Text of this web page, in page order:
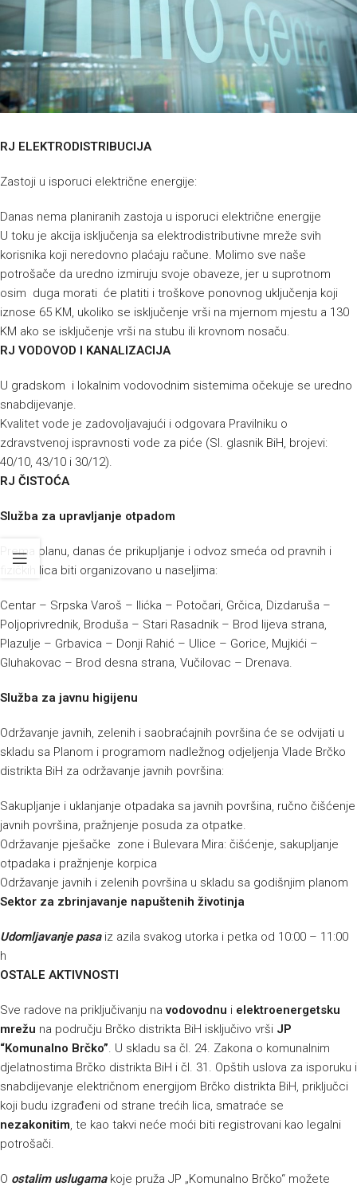
RJ ELEKTRODISTRIBUCIJA
Zastoji u isporuci električne energije:
Danas nema planiranih zastoja u isporuci električne energije
U toku je akcija isključenja sa elektrodistributivne mreže svih
korisnika koji neredovno plaćaju račune. Molimo sve naše
potrošače da uredno izmiruju svoje obaveze, jer u suprotnom
osim duga morati će platiti i troškove ponovnog uključenja koji
iznose 65 KM, ukoliko se isključenje vrši na mjernom mjestu a 130
KM ako se isključenje vrši na stubu ili krovnom nosaču.
RJ VODOVOD I KANALIZACIJA
U gradskom i lokalnim vodovodnim sistemima očekuje se uredno
snabdijevanje.
Kvalitet vode je zadovoljavajući i odgovara Pravilniku o
zdravstvenoj ispravnosti vode za piće (Sl. glasnik BiH, brojevi:
40/10, 43/10 i 30/12).
RJ ČISTOĆA
Služba za upravljanje otpadom
Prema planu, danas će prikupljanje i odvoz smeća od pravnih i
fizičkih lica biti organizovano u naseljima:
Centar – Srpska Varoš – Ilićka – Potočari, Grčica, Dizdaruša –
Poljoprivrednik, Broduša – Stari Rasadnik – Brod lijeva strana,
Plazulje – Grbavica – Donji Rahić – Ulice – Gorice, Mujkići –
Gluhakovac – Brod desna strana, Vučilovac – Drenava.
Služba za javnu higijenu
Održavanje javnih, zelenih i saobraćajnih površina će se odvijati u
skladu sa Planom i programom nadležnog odjeljenja Vlade Brčko
distrikta BiH za održavanje javnih površina:
Sakupljanje i uklanjanje otpadaka sa javnih površina, ručno čišćenje
javnih površina, pražnjenje posuda za otpatke.
Održavanje pješačke zone i Bulevara Mira: čišćenje, sakupljanje
otpadaka i pražnjenje korpica
Održavanje javnih i zelenih površina u skladu sa godišnjim planom
Sektor za zbrinjavanje napuštenih životinja
Udomljavanje pasaiz azila svakog utorka i petka od 10:00 – 11:00
h
OSTALE AKTIVNOSTI
Sve radove na priključivanju navodovodnu i elektroenergetsku
mrežu na području Brčko distrikta BiH isključivo vrši JP
“Komunalno Brčko”. U skladu sa čl. 24. Zakona o komunalnim
djelatnostima Brčko distrikta BiH i čl. 31. Opštih uslova za isporuku i
snabdijevanje električnom energijom Brčko distrikta BiH, priključci
koji budu izgrađeni od strane trećih lica, smatraće se
nezakonitim, te kao takvi neće moći biti registrovani kao legalni
potrošači.
O ostalim uslugamakoje pruža JP „Komunalno Brčko“ možete